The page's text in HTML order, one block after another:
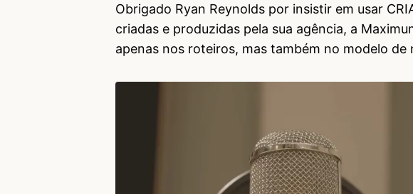
Obrigado Ryan Reynolds por insistir em usar
criadas e produzidas pela sua agência, a
apenas nos roteiros, mas também no modelo de